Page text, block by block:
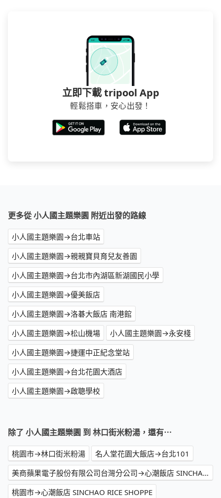
立即下載 tripool App
輕鬆搭車，安心出發！
更多從 小人國主題樂園 附近出發的路線
小人國主題樂園→台北車站
小人國主題樂園→親親寶貝育兒友善園
小人國主題樂園→台北市內湖區新湖國民小學
小人國主題樂園→優美飯店
小人國主題樂園→洛碁大飯店 南港館
小人國主題樂園→松山機場
小人國主題樂園→永安棧
小人國主題樂園→捷運中正紀念堂站
小人國主題樂園→台北花園大酒店
小人國主題樂園→啟聰學校
除了 小人國主題樂園 到 林口街米粉湯，還有⋯
桃園市→林口街米粉湯
名人堂花園大飯店→台北101
美商蘋果電子股份有限公司台灣分公司→心潮飯店 SINCHAO RICE SHOPPE
桃園市→心潮飯店 SINCHAO RICE SHOPPE